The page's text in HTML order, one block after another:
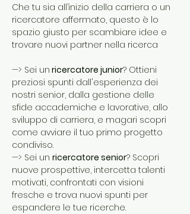
Che tu sia all’inizio della carriera o un
ricercatore affermato, questo è lo
spazio giusto per scambiare idee e
trovare nuovi partner nella ricerca
—> Sei un ricercatore junior? Ottieni
preziosi spunti dall'esperienza dei
nostri senior, dalla gestione delle
sfide accademiche e lavorative, allo
sviluppo di carriera, e magari scopri
come avviare il tuo primo progetto
condiviso.
—> Sei un ricercatore senior? Scopri
nuove prospettive, intercetta talenti
motivati, confrontati con visioni
fresche e trova nuovi spunti per
espandere le tue ricerche.